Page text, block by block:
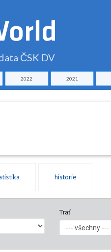
ČSK DV
2022 2021
historie
Trať